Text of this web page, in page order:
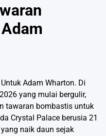
Adam Wharton. Di
yang mulai bergulir,
tawaran bombastis untuk
Crystal Palace berusia 21
naik daun sejak